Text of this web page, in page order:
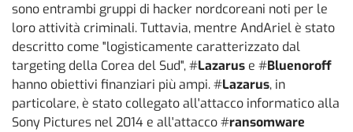
sono entrambi gruppi di hacker nordcoreani noti per le
loro attività criminali. Tuttavia, mentre AndAriel è stato
descritto come "logisticamente caratterizzato dal
targeting della Corea del Sud", #Lazarus e #Bluenoroff
hanno obiettivi finanziari più ampi. #Lazarus, in
particolare, è stato collegato all'attacco informatico alla
Sony Pictures nel 2014 e all'attacco #ransomware